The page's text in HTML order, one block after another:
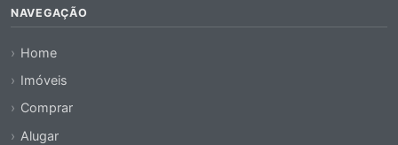
NAVEGAÇÃO
Home
Imóveis
Comprar
Alugar